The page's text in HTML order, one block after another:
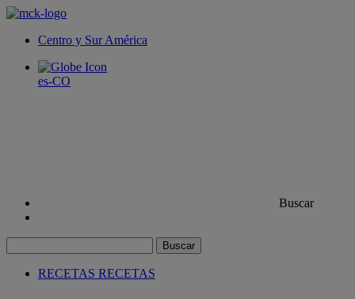
Centro y Sur América
es-CO
Buscar
Buscar
RECETAS RECETAS